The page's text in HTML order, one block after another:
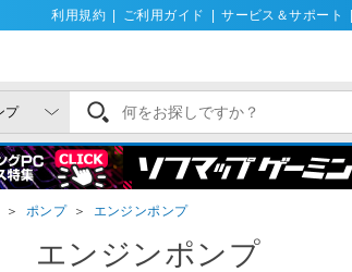
利用規約 ご利用ガイド サービス＆サポート
＞ ポンプ ＞ エンジンポンプ
エンジンポンプ